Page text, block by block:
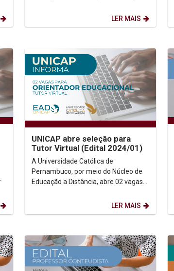
LER MAIS
UNICAP abre seleção para
Tutor Virtual (Edital 2024/01)
A Universidade Católica de
Pernambuco, por meio do Núcleo de
Educação a Distância, abre 02 vagas
LER MAIS